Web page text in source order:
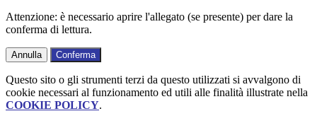
Attenzione: è necessario aprire l'allegato (se presente) per dare la
conferma di lettura.
Annulla Conferma
Questo sito o gli strumenti terzi da questo utilizzati si avvalgono di
cookie necessari al funzionamento ed utili alle finalità illustrate nella
COOKIE POLICY.